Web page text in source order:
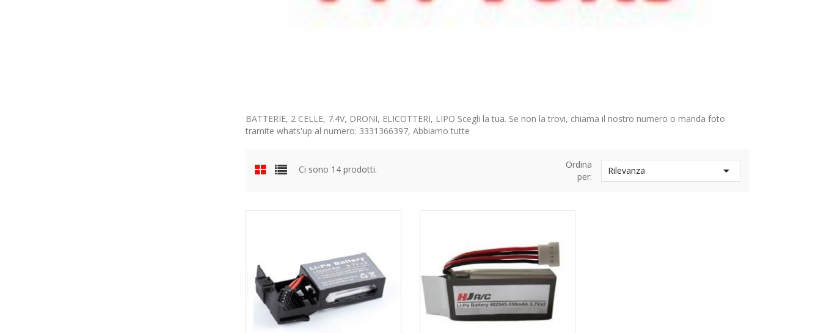
BATTERIE, 2 CELLE, 7.4V, DRONI, ELICOTTERI, LIPO Scegli la tua. Se non la trovi, chiama il nostro numero o manda foto
tramite whats'up al numero: 3331366397, Abbiamo tutte
Ci sono 14 prodotti.
Ordina
per:
Rilevanza 